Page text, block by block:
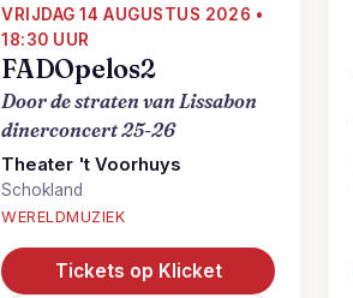
VRIJDAG 14 AUGUSTUS 2026 •
18:30 UUR
FADOpelos2
Door de straten van Lissabon
dinerconcert 25-26
Theater 't Voorhuys
Schokland
WERELDMUZIEK
Tickets op Klicket